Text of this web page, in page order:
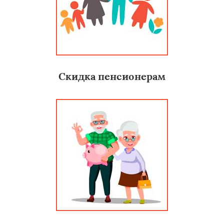
Скидка пенсионерам